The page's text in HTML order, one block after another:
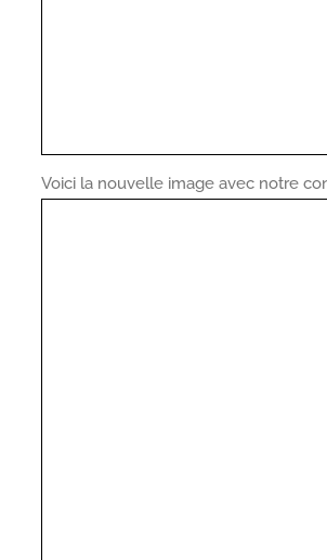
Voici la nouvelle image avec notre